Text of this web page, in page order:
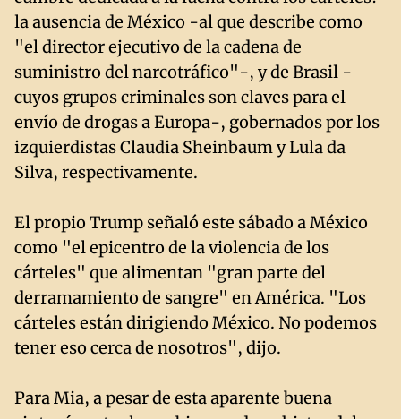
la ausencia de México -al que describe como
"el director ejecutivo de la cadena de
suministro del narcotráfico"-, y de Brasil -
cuyos grupos criminales son claves para el
envío de drogas a Europa-, gobernados por los
izquierdistas Claudia Sheinbaum y Lula da
Silva, respectivamente.
El propio Trump señaló este sábado a México
como "el epicentro de la violencia de los
cárteles" que alimentan "gran parte del
derramamiento de sangre" en América. "Los
cárteles están dirigiendo México. No podemos
tener eso cerca de nosotros", dijo.
Para Mia, a pesar de esta aparente buena